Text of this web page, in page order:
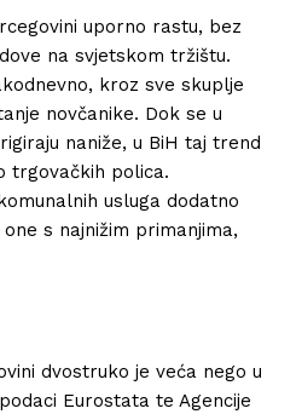
uporno rastu, bez
na svjetskom tržištu.
kroz sve skuplje
novčanike. Dok se u
naniže, u BiH taj trend
trgovačkih polica.
usluga dodatno
s najnižim primanjima,
dvostruko je veća nego u
Eurostata te Agencije